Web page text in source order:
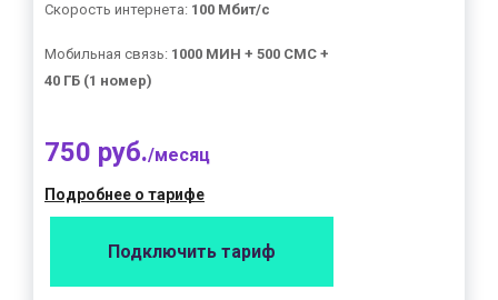
Скорость интернета: 100 Мбит/с
Мобильная связь: 1000 МИН + 500 СМС +
40 ГБ (1 номер)
750 руб./месяц
Подробнее о тарифе
Подключить тариф